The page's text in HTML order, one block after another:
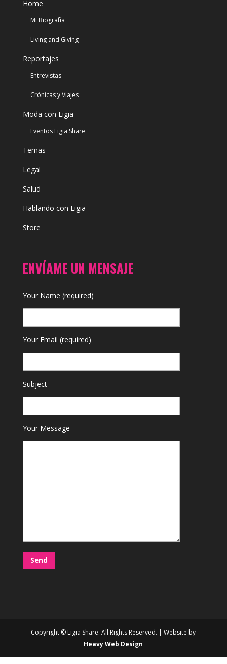
Home
Mi Biografía
Living and Giving
Reportajes
Entrevistas
Crónicas y Viajes
Moda con Ligia
Eventos Ligia Share
Temas
Legal
Salud
Hablando con Ligia
Store
ENVÍAME UN MENSAJE
Your Name (required)
Your Email (required)
Subject
Your Message
Copyright © Ligia Share. All Rights Reserved. | Website by
Heavy Web Design